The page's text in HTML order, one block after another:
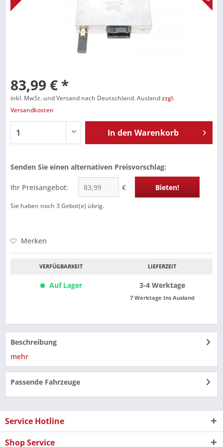
83,99 € *
inkl. MwSt. und Versand nach Deutschland. Auslandzzgl.
Versandkosten
In den Warenkorb
Senden Sie einen alternativen Preisvorschlag:
Ihr Preisangebot: € Bieten!
Sie haben noch 3Gebot(e) übrig.
Merken
VERFÜGBARKEIT
Auf Lager
LIEFERZEIT
3-4 Werktage
7 Werktage Ins Ausland
Beschreibung
mehr
Passende Fahrzeuge
Service Hotline
Shop Service